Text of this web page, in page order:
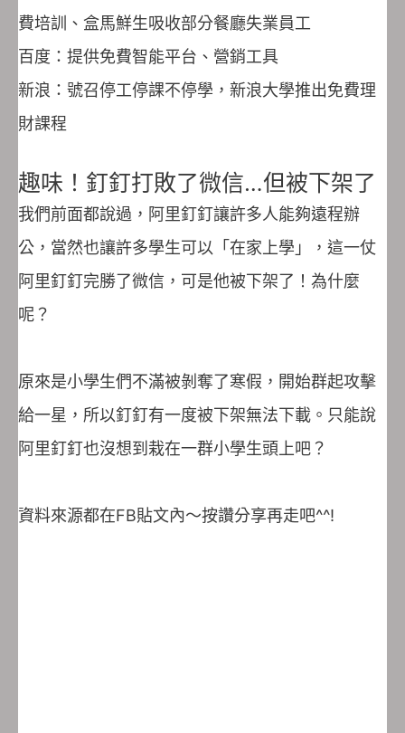
費培訓、盒馬鮮生吸收部分餐廳失業員工
百度：提供免費智能平台、營銷工具
新浪：號召停工停課不停學，新浪大學推出免費理
財課程
趣味！釘釘打敗了微信…但被下架了
我們前面都說過，阿里釘釘讓許多人能夠遠程辦
公，當然也讓許多學生可以「在家上學」，這一仗
阿里釘釘完勝了微信，可是他被下架了！為什麼
呢？
原來是小學生們不滿被剝奪了寒假，開始群起攻擊
給一星，所以釘釘有一度被下架無法下載。只能說
阿里釘釘也沒想到栽在一群小學生頭上吧？
資料來源都在FB貼文內～按讚分享再走吧^^!